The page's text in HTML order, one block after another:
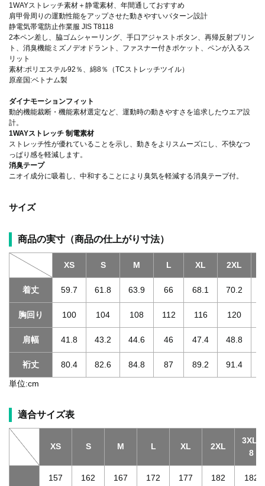
1WAYストレッチ素材＋静電素材、年間通しておすすめ
肩甲骨周りの運動性能をアップさせた動きやすいパターン設計
静電気帯電防止作業服 JIS T8118
2本ペン差し、脇ゴムシャーリング、手口アジャストボタン、再帰反射プリン
ト、消臭機能ミズノデオドラント、ファスナー付きポケット、ペンが入るス
リット
素材:ポリエステル92％、綿8％（TCストレッチツイル）
原産国:ベトナム製
ダイナモーションフィット
動的機能裁断・機能素材選定など、運動時の動きやすさを追求したウエア設
計。
1WAYストレッチ 制電素材
ストレッチ性が優れていることを示し、動きをよりスムーズにし、不快なつ
っぱり感を軽減します。
消臭テープ
ニオイ成分に吸着し、中和することにより臭気を軽減する消臭テープ付。
サイズ
商品の実寸（商品の仕上がり寸法）
XS S M L XL 2XL
着丈 59.7 61.8 63.9 66 68.1 70.2
胸回り 100 104 108 112 116 120
肩幅 41.8 43.2 44.6 46 47.4 48.8
裄丈 80.4 82.6 84.8 87 89.2 91.4
単位:cm
適合サイズ表
XS S M L XL 2XL
3XL-
8
157
162
167
172
177
182
182